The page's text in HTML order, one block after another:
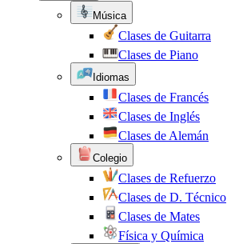
Música
Clases de Guitarra
Clases de Piano
Idiomas
Clases de Francés
Clases de Inglés
Clases de Alemán
Colegio
Clases de Refuerzo
Clases de D. Técnico
Clases de Mates
Física y Química